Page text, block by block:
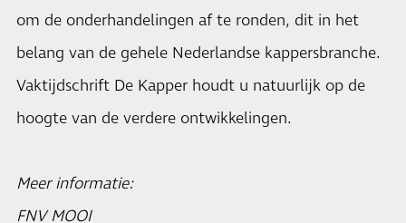
om de onderhandelingen af te ronden, dit in het
belang van de gehele Nederlandse kappersbranche.
Vaktijdschrift De Kapper houdt u natuurlijk op de
hoogte van de verdere ontwikkelingen.
Meer informatie:
FNV MOOI